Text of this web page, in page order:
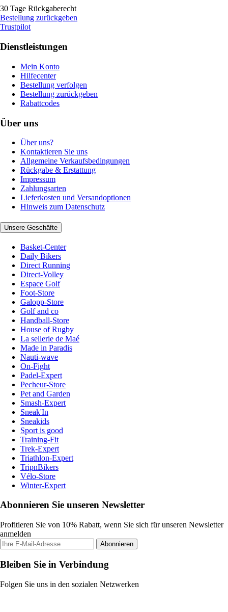
30 Tage Rückgaberecht
Bestellung zurückgeben
Trustpilot
Dienstleistungen
Mein Konto
Hilfecenter
Bestellung verfolgen
Bestellung zurückgeben
Rabattcodes
Über uns
Über uns?
Kontaktieren Sie uns
Allgemeine Verkaufsbedingungen
Rückgabe & Erstattung
Impressum
Zahlungsarten
Lieferkosten und Versandoptionen
Hinweis zum Datenschutz
Unsere Geschäfte
Basket-Center
Daily Bikers
Direct Running
Direct-Volley
Espace Golf
Foot-Store
Galopp-Store
Golf and co
Handball-Store
House of Rugby
La sellerie de Maé
Made in Paradis
Nauti-wave
On-Fight
Padel-Expert
Pecheur-Store
Pet and Garden
Smash-Expert
Sneak'In
Sneakids
Sport is good
Training-Fit
Trek-Expert
Triathlon-Expert
TripnBikers
Vélo-Store
Winter-Expert
Abonnieren Sie unseren Newsletter
Profitieren Sie von 10% Rabatt, wenn Sie sich für unseren Newsletter
anmelden
Abonnieren
Bleiben Sie in Verbindung
Folgen Sie uns in den sozialen Netzwerken